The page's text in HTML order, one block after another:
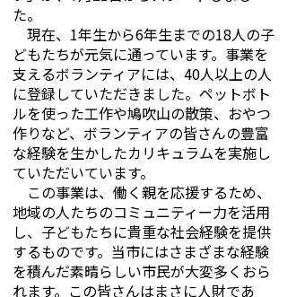
た。
現在、1年生から6年生までの18人の子
どもたちが元気に通っています。事業を
支えるボランティアには、40人以上の人
に登録していただきました。ペットボト
ルを使った工作や鳩吹山の散策、おやつ
作りなど、ボランティアの皆さんの豊富
な経験を生かしたカリキュラムを実施し
ていただいています。
この事業は、働く親を応援するため、
地域の人たちのコミュニティー力を活用
し、子どもたちに貴重な社会経験を提供
するものです。当市にはさまざまな経験
を積んだ素晴らしい市民が大変多くおら
れます。この皆さんはまさに人財であ